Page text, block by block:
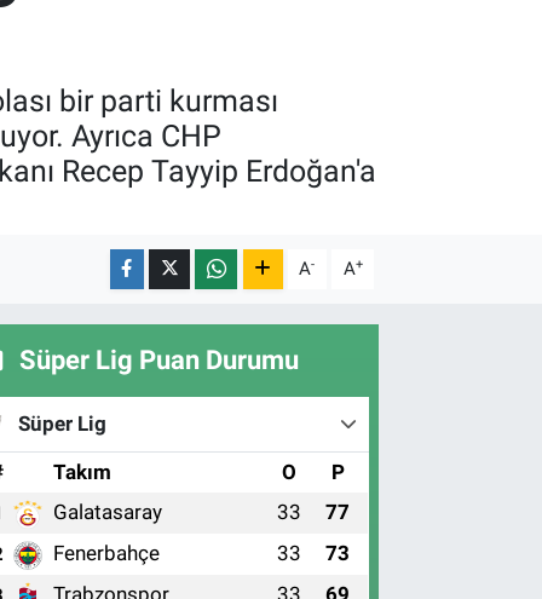
bir parti kurması
Ayrıca CHP
Recep Tayyip Erdoğan'a
A- A+
Süper Lig Puan Durumu
Süper Lig
Takım O P
Galatasaray 33 77
Fenerbahçe 33 73
Trabzonspor 33 69